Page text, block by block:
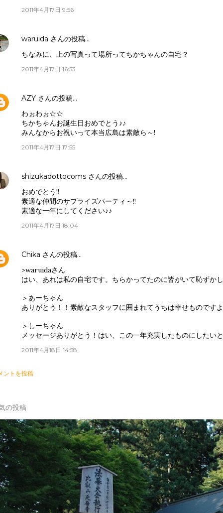
2011年4月17日 9:56
waruida さんの投稿…
ちなみに、上の写真って場所ってちかちゃんの自宅？
2011年4月17日 16:53
AZY さんの投稿…
わぉわぉ☆☆
ちかちゃんお誕生日おめでとう♪♪
みんなからお祝いって本当広島は素敵ら～!
2011年4月17日 17:55
shizukadottocoms さんの投稿…
おめでとう!!
素適な仲間のサプライズパーティ～!!
素適な一年にしてください♪♪
2011年4月17日 18:04
Chika さんの投稿…
>waruidaさん
はい、あれは私の自宅です。ちらかってたのに皆がいて恥ずか
＞あーちゃん
ありがとう！！素敵なスタッフに囲まれてうちは幸せものですよ
＞しーちゃん
メッセージありがとう！はい、この一年充実したものにしたい
2011年4月18日 14:58
ントを投稿
の投稿